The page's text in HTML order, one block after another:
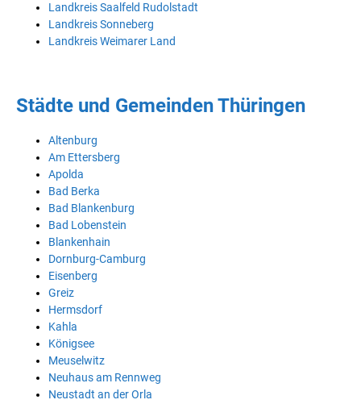
Landkreis Saalfeld Rudolstadt
Landkreis Sonneberg
Landkreis Weimarer Land
Städte und Gemeinden Thüringen
Altenburg
Am Ettersberg
Apolda
Bad Berka
Bad Blankenburg
Bad Lobenstein
Blankenhain
Dornburg-Camburg
Eisenberg
Greiz
Hermsdorf
Kahla
Königsee
Meuselwitz
Neuhaus am Rennweg
Neustadt an der Orla